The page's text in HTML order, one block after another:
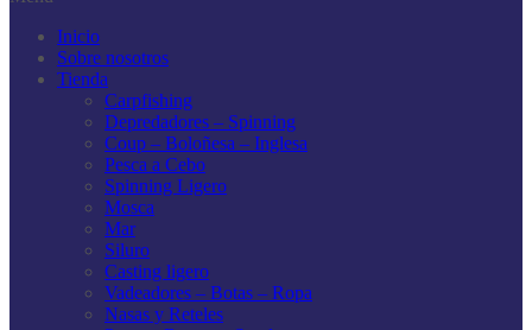
Inicio
Sobre nosotros
Tienda
Carpfishing
Depredadores – Spinning
Coup – Boloñesa – Inglesa
Pesca a Cebo
Spinning Ligero
Mosca
Mar
Siluro
Casting ligero
Vadeadores – Botas – Ropa
Nasas y Reteles